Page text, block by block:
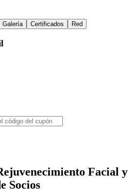
Galería Certificados Red
Facial y
Socios